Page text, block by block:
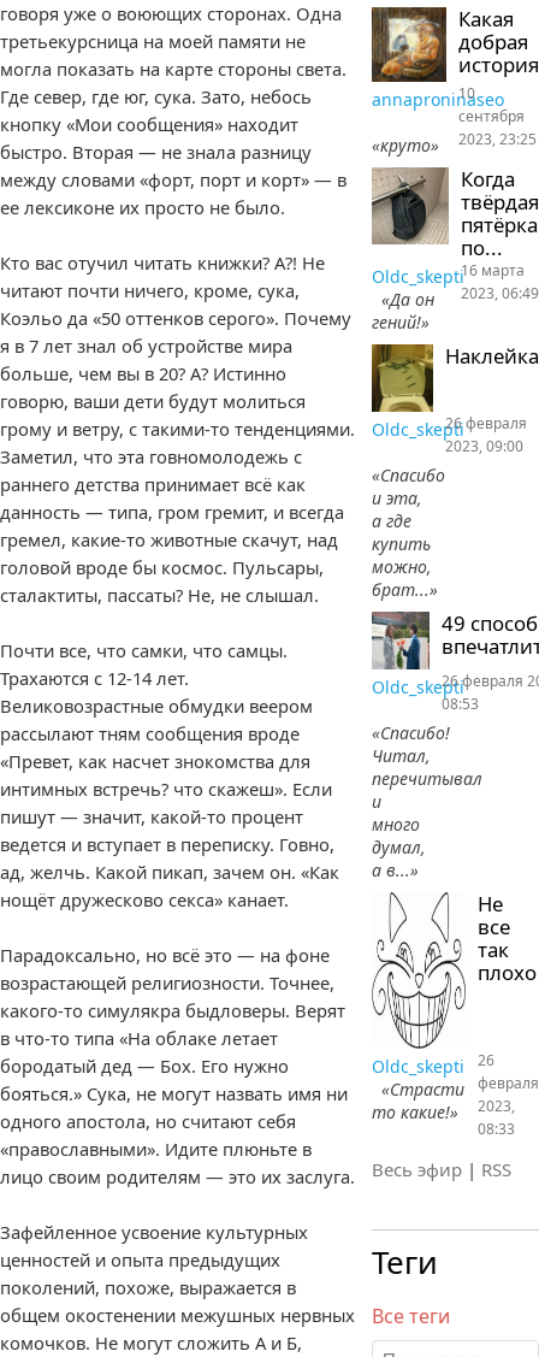
говоря уже о воюющих сторонах. Одна
третьекурсница на моей памяти не
могла показать на карте стороны света.
Где север, где юг, сука. Зато, небось
кнопку «Мои сообщения» находит
быстро. Вторая — не знала разницу
между словами «форт, порт и корт» — в
ее лексиконе их просто не было.
Кто вас отучил читать книжки? А?! Не
читают почти ничего, кроме, сука,
Коэльо да «50 оттенков серого». Почему
я в 7 лет знал об устройстве мира
больше, чем вы в 20? А? Истинно
говорю, ваши дети будут молиться
грому и ветру, с такими-то тенденциями.
Заметил, что эта говномолодежь с
раннего детства принимает всё как
данность — типа, гром гремит, и всегда
гремел, какие-то животные скачут, над
головой вроде бы космос. Пульсары,
сталактиты, пассаты? Не, не слышал.
Почти все, что самки, что самцы.
Трахаются с 12-14 лет.
Великовозрастные обмудки веером
рассылают тням сообщения вроде
«Превет, как насчет знокомства для
интимных встречь? что скажеш». Если
пишут — значит, какой-то процент
ведется и вступает в переписку. Говно,
ад, желчь. Какой пикап, зачем он. «Как
нощёт дружесково секса» канает.
Парадоксально, но всё это — на фоне
возрастающей религиозности. Точнее,
какого-то симулякра быдловеры. Верят
в что-то типа «На облаке летает
бородатый дед — Бох. Его нужно
бояться.» Сука, не могут назвать имя ни
одного апостола, но считают себя
«православными». Идите плюньте в
лицо своим родителям — это их заслуга.
Зафейленное усвоение культурных
ценностей и опыта предыдущих
поколений, похоже, выражается в
общем окостенении межушных нервных
комочков. Не могут сложить А и Б,
Какая
добрая
история
annaproninaseo
«круто»
10
сентября
2023, 23:25
Когда
твёрдая
пятёрка
по...
Oldc_skepti
«Да он
гений!»
16 марта
2023, 06:49
Наклейка
Oldc_skepti
«Спасибо
и эта,
а где
купить
можно,
брат...»
26 февраля
2023, 09:00
49
Oldc_skepti
«Спасибо!
Читал,
перечитывал
и
много
думал,
а в...»
26 февраля
08:53
Не
все
так
плохо
Oldc_skepti
«Страсти
то какие!»
26
февраля
2023,
08:33
Весь эфир | RSS
Теги
Все теги